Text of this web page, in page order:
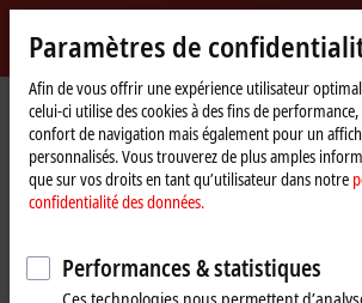
Beckhoff
-
New
Automation
Technology
Page
d'accueil
Entreprise Nouveautés TwinCAT 3
adaptons les paramètres de confidentialité
contenus tiers à partir de Vimeo. Veuillez
Paramètres de
Afin de vous offrir une expérience utilisateur
celui-ci utilise des cookies à des fins de
confort de navigation mais également pour un
personnalisés. Vous trouverez de plus amples
que sur vos droits en tant qu’utilisateur dans notre
confidentialité des données.
Performances & statistiques
Ces technologies nous permettent